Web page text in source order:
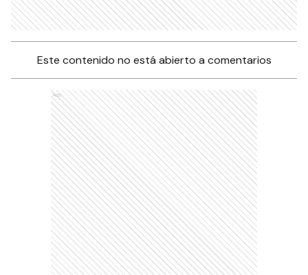
Este contenido no está abierto a comentarios
Ads